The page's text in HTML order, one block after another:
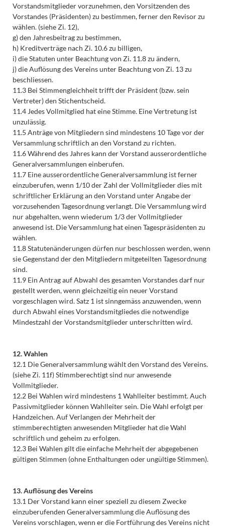
Vorstandsmitglieder vorzunehmen, den Vorsitzenden des
Vorstandes (Präsidenten) zu bestimmen, ferner den Revisor zu
wählen. (siehe Zi. 12),
g) den Jahresbeitrag zu bestimmen,
h) Kreditverträge nach Zi. 10.6 zu billigen,
i) die Statuten unter Beachtung von Zi. 11.8 zu ändern,
j) die Auflösung des Vereins unter Beachtung von Zi. 13 zu
beschliessen.
11.3 Bei Stimmengleichheit trifft der Präsident (bzw. sein
Vertreter) den Stichentscheid.
11.4 Jedes Vollmitglied hat eine Stimme. Eine Vertretung ist
unzulässig.
11.5 Anträge von Mitgliedern sind mindestens 10 Tage vor der
Versammlung schriftlich an den Vorstand zu richten.
11.6 Während des Jahres kann der Vorstand ausserordentliche
Generalversammlungen einberufen.
11.7 Eine ausserordentliche Generalversammlung ist ferner
einzuberufen, wenn 1/10 der Zahl der Vollmitglieder dies mit
schriftlicher Erklärung an den Vorstand unter Angabe der
vorzusehenden Tagesordnung verlangt. Die Versammlung wird
nur abgehalten, wenn wiederum 1/3 der Vollmitglieder
anwesend ist. Die Versammlung hat einen Tagespräsidenten zu
wählen.
11.8 Statutenänderungen dürfen nur beschlossen werden, wenn
sie Gegenstand der den Mitgliedern mitgeteilten Tagesordnung
sind.
11.9 Ein Antrag auf Abwahl des gesamten Vorstandes darf nur
gestellt werden, wenn gleichzeitig ein neuer Vorstand
vorgeschlagen wird. Satz 1 ist sinngemäss anzuwenden, wenn
durch Abwahl eines Vorstandsmitgliedes die notwendige
Mindestzahl der Vorstandsmitglieder unterschritten wird.
12. Wahlen
12.1 Die Generalversammlung wählt den Vorstand des Vereins.
(siehe Zi. 11f) Stimmberechtigt sind nur anwesende
Vollmitglieder.
12.2 Bei Wahlen wird mindestens 1 Wahlleiter bestimmt. Auch
Passivmitglieder können Wahlleiter sein. Die Wahl erfolgt per
Handzeichen. Auf Verlangen der Mehrheit der
stimmberechtigten anwesenden Mitglieder hat die Wahl
schriftlich und geheim zu erfolgen.
12.3 Bei Wahlen gilt die einfache Mehrheit der abgegebenen
gültigen Stimmen (ohne Enthaltungen oder ungültige Stimmen).
13. Auflösung des Vereins
13.1 Der Vorstand kann einer speziell zu diesem Zwecke
einzuberufenden Generalversammlung die Auflösung des
Vereins vorschlagen, wenn er die Fortführung des Vereins nicht